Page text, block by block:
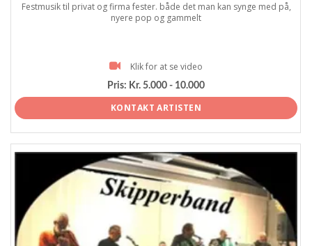
Festmusik til privat og firma fester. både det man kan synge med på,
nyere pop og gammelt
Klik for at se video
Pris: Kr. 5.000 - 10.000
KONTAKT ARTISTEN